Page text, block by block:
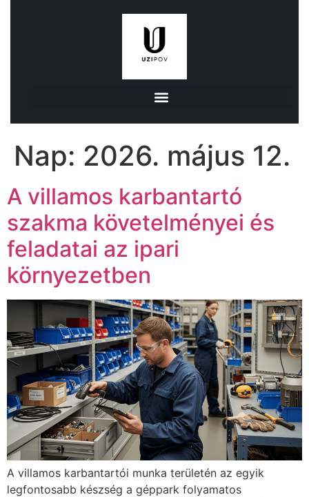
Nap: 2026. május 12.
A villamos karbantartó
szakma követelményei és
feladatai az ipari
környezetben
A villamos karbantartói munka területén az egyik
legfontosabb készség a géppark folyamatos